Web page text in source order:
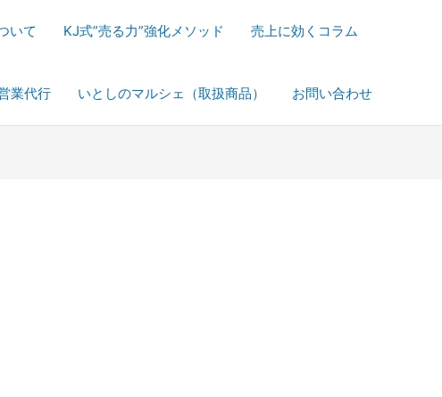
いて KJ式”売る力”強化メソッド 売上に効くコラム
業代行 いとしのマルシェ（取扱商品） お問い合わせ